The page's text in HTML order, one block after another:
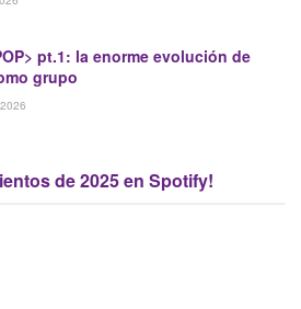
pt.1: la enorme evolución de
grupo
de 2025 en Spotify!